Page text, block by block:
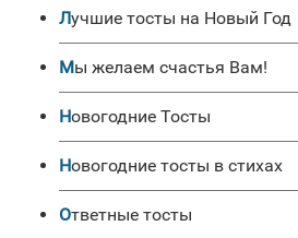
Лучшие тосты на Новый Год
Мы желаем счастья Вам!
Новогодние Тосты
Новогодние тосты в стихах
Ответные тосты